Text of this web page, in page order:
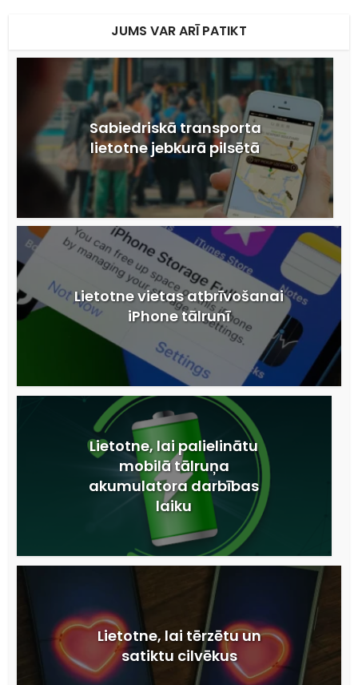
JUMS VAR ARĪ PATIKT
Sabiedriskā transporta
lietotne jebkurā pilsētā
Lietotne vietas atbrīvošanai
iPhone tālrunī
Lietotne, lai palielinātu
mobilā tālruņa
akumulatora darbības
laiku
Lietotne, lai tērzētu un
satiktu cilvēkus